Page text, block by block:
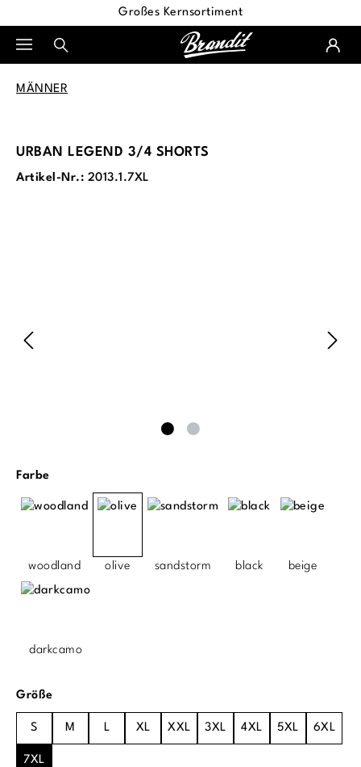
Großes Kernsortiment
MÄNNER
URBAN LEGEND 3/4 SHORTS
Artikel-Nr.: 2013.1.7XL
Farbeauswählen
woodland olive sandstorm black beige
darkcamo
Größeauswählen
S M L XL XXL 3XL 4XL 5XL 6XL
7XL